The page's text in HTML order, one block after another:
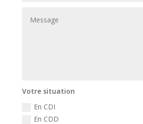
Votre situation
En CDI
En CDD